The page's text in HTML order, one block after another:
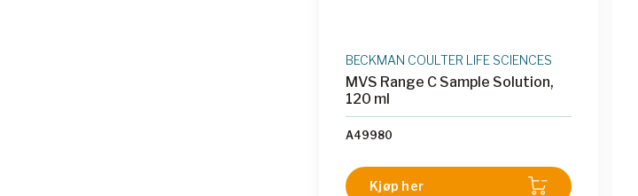
BECKMAN COULTER LIFE SCIENCES
MVS Range C Sample Solution,
120 ml
A49980
Kjøp her